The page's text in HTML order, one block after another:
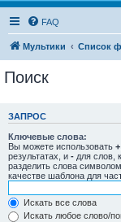
FAQ
Мультики Список
Поиск
ЗАПРОС
Ключевые слова:
Вы можете использовать +
результатах, и - для слов,
разделить слова символом
качестве шаблона для
Искать все слова
Искать любое слово/